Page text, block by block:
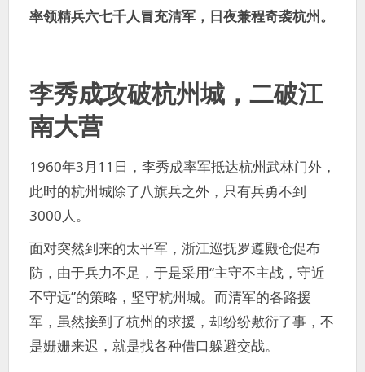
率领精兵六七千人冒充清军，日夜兼程奇袭杭州。
李秀成攻破杭州城，二破江
南大营
1960年3月11日，李秀成率军抵达杭州武林门外，
此时的杭州城除了八旗兵之外，只有兵勇不到
3000人。
面对突然到来的太平军，浙江巡抚罗遵殿仓促布
防，由于兵力不足，于是采用“主守不主战，守近
不守远”的策略，坚守杭州城。而清军的各路援
军，虽然接到了杭州的求援，却纷纷敷衍了事，不
是姗姗来迟，就是找各种借口躲避交战。